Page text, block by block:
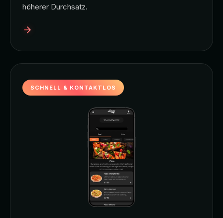
höherer Durchsatz.
SCHNELL & KONTAKTLOS